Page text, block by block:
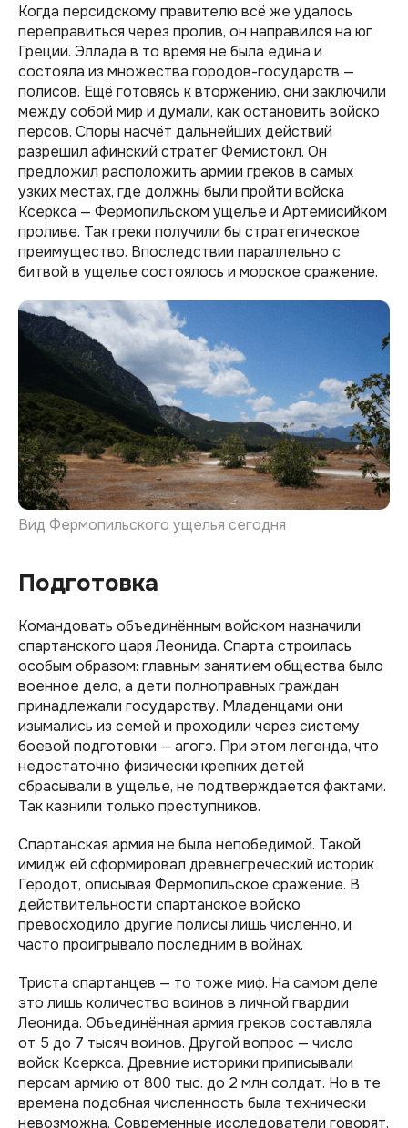
Когда персидскому правителю всё же удалось
переправиться через пролив, он направился на юг
Греции. Эллада в то время не была едина и
состояла из множества городов-государств —
полисов. Ещё готовясь к вторжению, они заключили
между собой мир и думали, как остановить войско
персов. Споры насчёт дальнейших действий
разрешил афинский стратег Фемистокл. Он
предложил расположить армии греков в самых
узких местах, где должны были пройти войска
Ксеркса — Фермопильском ущелье и Артемисийком
проливе. Так греки получили бы стратегическое
преимущество. Впоследствии параллельно с
битвой в ущелье состоялось и морское сражение.
Вид Фермопильского ущелья сегодня
Подготовка
Командовать объединённым войском назначили
спартанского царя Леонида. Спарта строилась
особым образом: главным занятием общества было
военное дело, а дети полноправных граждан
принадлежали государству. Младенцами они
изымались из семей и проходили через систему
боевой подготовки — агогэ. При этом легенда, что
недостаточно физически крепких детей
сбрасывали в ущелье, не подтверждается фактами.
Так казнили только преступников.
Спартанская армия не была непобедимой. Такой
имидж ей сформировал древнегреческий историк
Геродот, описывая Фермопильское сражение. В
действительности спартанское войско
превосходило другие полисы лишь численно, и
часто проигрывало последним в войнах.
Триста спартанцев — то тоже миф. На самом деле
это лишь количество воинов в личной гвардии
Леонида. Объединённая армия греков составляла
от 5 до 7 тысяч воинов. Другой вопрос — число
войск Ксеркса. Древние историки приписывали
персам армию от 800 тыс. до 2 млн солдат. Но в те
времена подобная численность была технически
невозможна. Современные исследователи говорят,